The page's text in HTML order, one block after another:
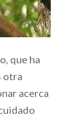
que ha
otra
acerca